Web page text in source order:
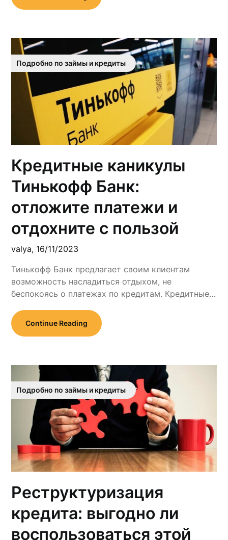
Подробно по займы и кредиты
Кредитные каникулы
Тинькофф Банк:
отложите платежи и
отдохните с пользой
valya, 16/11/2023
Тинькофф Банк предлагает своим клиентам
возможность насладиться отдыхом, не
беспокоясь о платежах по кредитам. Кредитные…
Continue Reading
Подробно по займы и кредиты
Реструктуризация
кредита: выгодно ли
воспользоваться этой